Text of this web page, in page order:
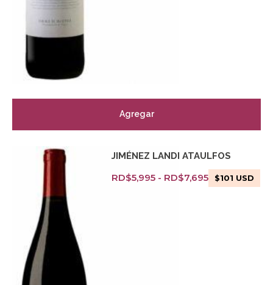
Agregar
JIMÉNEZ LANDI ATAULFOS
RD$5,995 - RD$7,695 $101 USD